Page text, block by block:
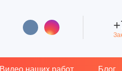
Видео наших работ Блог